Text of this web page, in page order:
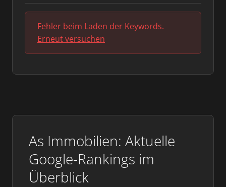
As Immobilien: Aktuelle
Google-Rankings im
Überblick
Fehler beim Laden der Keywords.
Erneut versuchen